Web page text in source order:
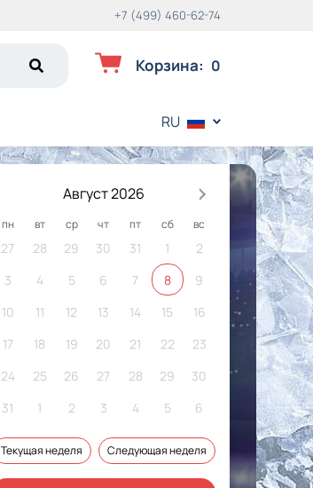
+7 (499) 460-62-74
Корзина: 0
RU
Август 2026
пн вт ср чт пт сб вс
27 28 29 30 31 1
2
3
4 5 6 7 8
9
10
11 12 13 14 15
16
17
18 19 20 21 22
23
24
25 26 27 28 29
30
31
1 2 3 4 5 6
Текущая неделя Следующая неделя